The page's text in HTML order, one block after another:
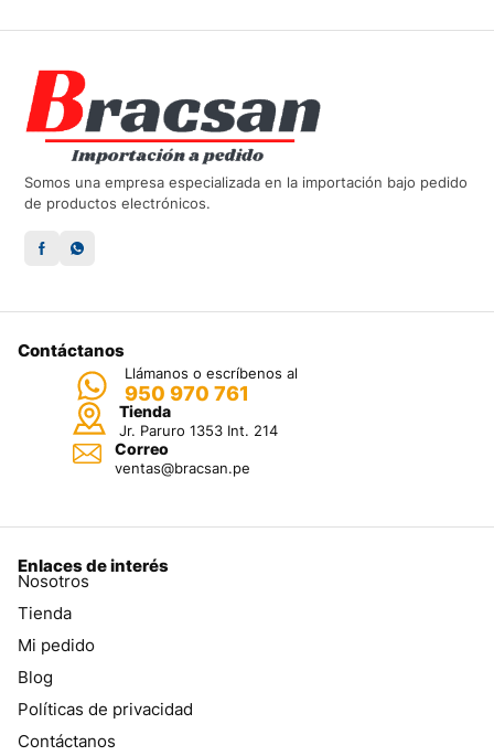
Somos una empresa especializada en la importación bajo pedido
de productos electrónicos.
Contáctanos
Llámanos o escríbenos al
950 970 761
Tienda
Jr. Paruro 1353 Int. 214
Correo
ventas@bracsan.pe
Enlaces de interés
Nosotros
Tienda
Mi pedido
Blog
Políticas de privacidad
Contáctanos